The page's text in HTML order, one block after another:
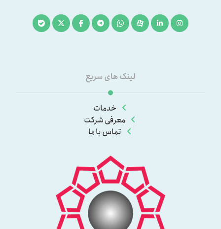
لینک های سریع
خدمات
معرفی شرکت
تماس با ما